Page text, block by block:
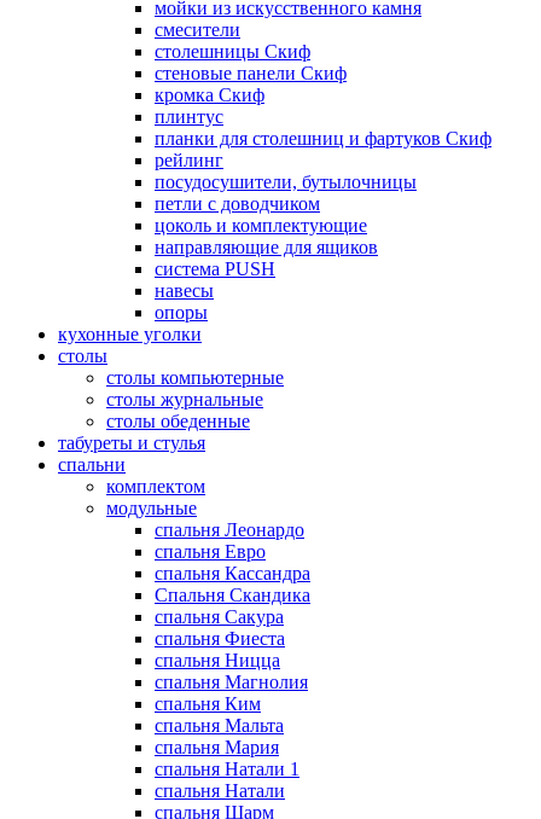
мойки из искусственного камня
смесители
столешницы Скиф
стеновые панели Скиф
кромка Скиф
плинтус
планки для столешниц и фартуков Скиф
рейлинг
посудосушители, бутылочницы
петли с доводчиком
цоколь и комплектующие
направляющие для ящиков
система PUSH
навесы
опоры
кухонные уголки
столы
столы компьютерные
столы журнальные
столы обеденные
табуреты и стулья
спальни
комплектом
модульные
спальня Леонардо
спальня Евро
спальня Кассандра
Спальня Скандика
спальня Сакура
спальня Фиеста
спальня Ницца
спальня Магнолия
спальня Ким
спальня Мальта
спальня Мария
спальня Натали 1
спальня Натали
спальня Шарм